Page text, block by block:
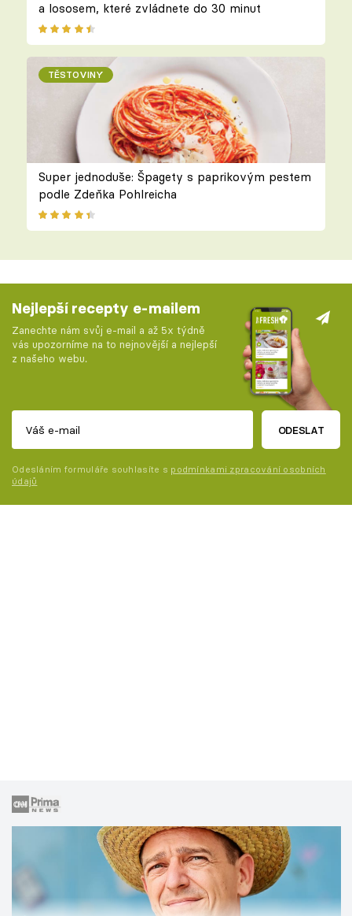
a lososem, které zvládnete do 30 minut
TĚSTOVINY
Super jednoduše: Špagety s paprikovým pestem
podle Zdeňka Pohlreicha
Nejlepší recepty e-mailem
Zanechte nám svůj e-mail a až 5x týdně
vás upozorníme na to nejnovější a nejlepší
z našeho webu.
ODESLAT
Odesláním formuláře souhlasíte s podmínkami zpracování osobních
údajů